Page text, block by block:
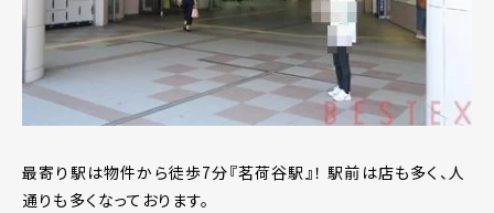
最寄り駅は物件から徒歩7分『茗荷谷駅』！ 駅前は店も多く、人
通りも多くなっております。